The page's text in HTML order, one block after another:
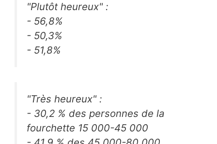
"Plutôt heureux" :
- 56,8%
- 50,3%
- 51,8%
"Très heureux" :
- 30,2 % des personnes de la
fourchette 15 000-45 000